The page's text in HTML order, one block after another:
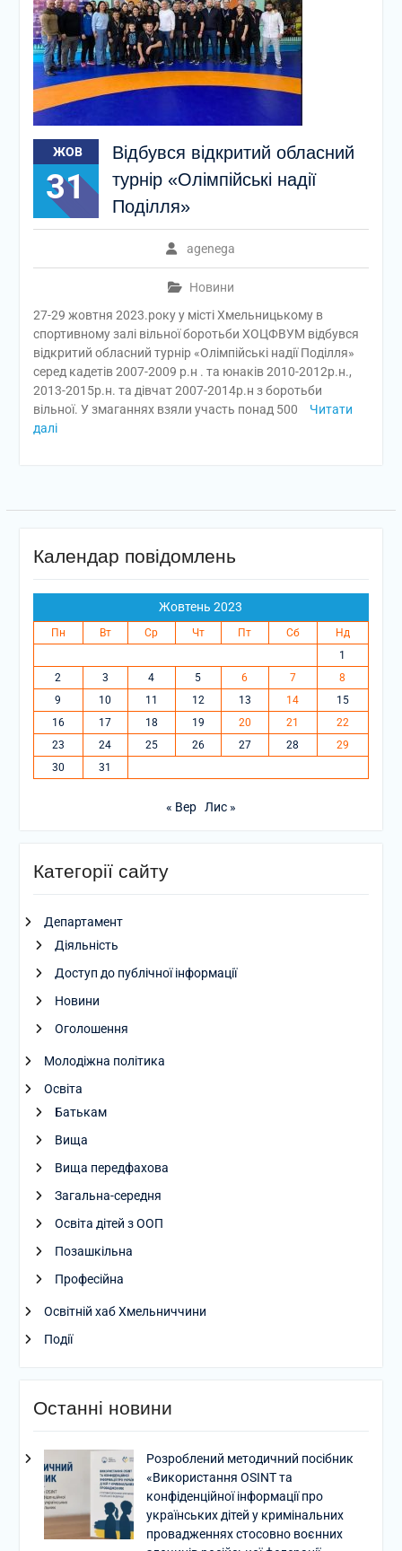
ЖОВ
31
Відбувся відкритий обласний
турнір «Олімпійські надії
Поділля»
agenega
Новини
27-29 жовтня 2023.року у місті Хмельницькому в
спортивному залі вільної боротьби ХОЦФВУМ відбувся
відкритий обласний турнір «Олімпійські надії Поділля»
серед кадетів 2007-2009 р.н . та юнаків 2010-2012р.н.,
2013-2015р.н. та дівчат 2007-2014р.н з боротьби
вільної. У змаганнях взяли участь понад 500
Читати
далі
Календар повідомлень
Жовтень 2023
Пн Вт Ср Чт Пт Сб
Нд
1
2
3 4 5 6 7
8
9
10 11 12 13 14
15
16
17 18 19 20 21
22
23
24 25 26 27 28
29
30
31
« Вер Лис »
Категорії сайту
Департамент
Діяльність
Доступ до публічної інформації
Новини
Оголошення
Молодіжна політика
Освіта
Батькам
Вища
Вища передфахова
Загальна-середня
Освіта дітей з ООП
Позашкільна
Професійна
Освітній хаб Хмельниччини
Події
Останні новини
Розроблений методичний посібник
«Використання OSINT та
конфіденційної інформації про
українських дітей у кримінальних
провадженнях стосовно воєнних